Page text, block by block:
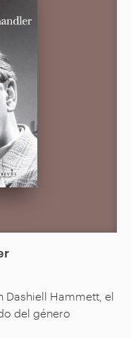
Dashiell Hammett, el
del género